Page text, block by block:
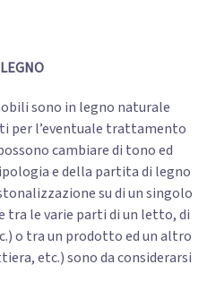
sono in legno naturale
per l’eventuale trattamento
cambiare di tono ed
e della partita di legno
su di un singolo
tra le varie parti di un letto, di
o tra un prodotto ed un altro
etc.) sono da considerarsi